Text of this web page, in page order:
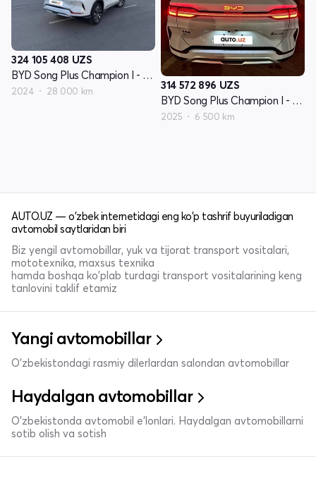
324 105 408 UZS
BYD Song Plus Champion I - avlod
2024 28 000 km 314 572 896 UZS
BYD Song Plus Champion I - avlod
2025 6 500 km
AUTO.UZ — o'zbek internetidagi eng ko'p tashrif buyuriladigan
avtomobil saytlaridan biri
Biz yengil avtomobillar, yuk va tijorat transport vositalari,
mototexnika, maxsus texnika
hamda boshqa ko'plab turdagi transport vositalarining keng
tanlovini taklif etamiz
Yangi avtomobillar
O'zbekistondagi rasmiy dilerlardan salondan avtomobillar
Haydalgan avtomobillar
O'zbekistonda avtomobil e’lonlari. Haydalgan avtomobillarni
sotib olish va sotish